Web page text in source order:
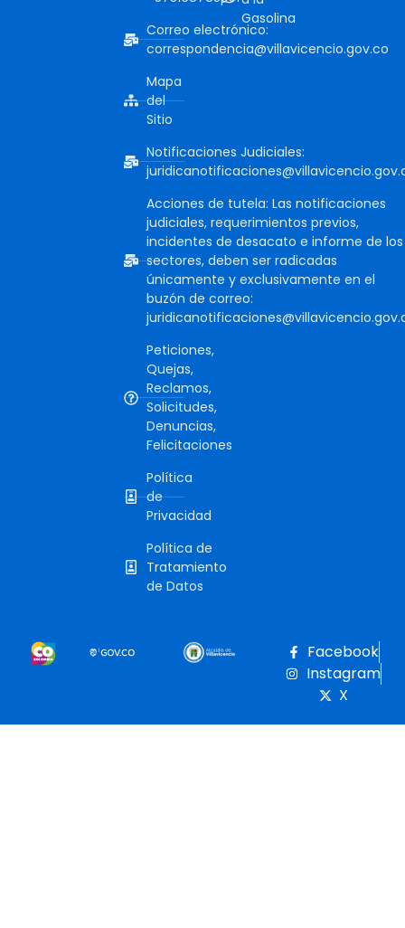
Correo electrónico:
correspondencia@villavicencio.gov.co
Mapa
del
Sitio
Notificaciones Judiciales:
Acciones de tutela: Las notificaciones
judiciales, requerimientos previos,
incidentes de desacato e informe de los
sectores, deben ser radicadas
únicamente y exclusivamente en el
buzón de correo:
Peticiones,
Quejas,
Reclamos,
Solicitudes,
Denuncias,
Felicitaciones
Política
de
Privacidad
Política de
Tratamiento
de Datos
Gasolina
Facebook
Instagram
X